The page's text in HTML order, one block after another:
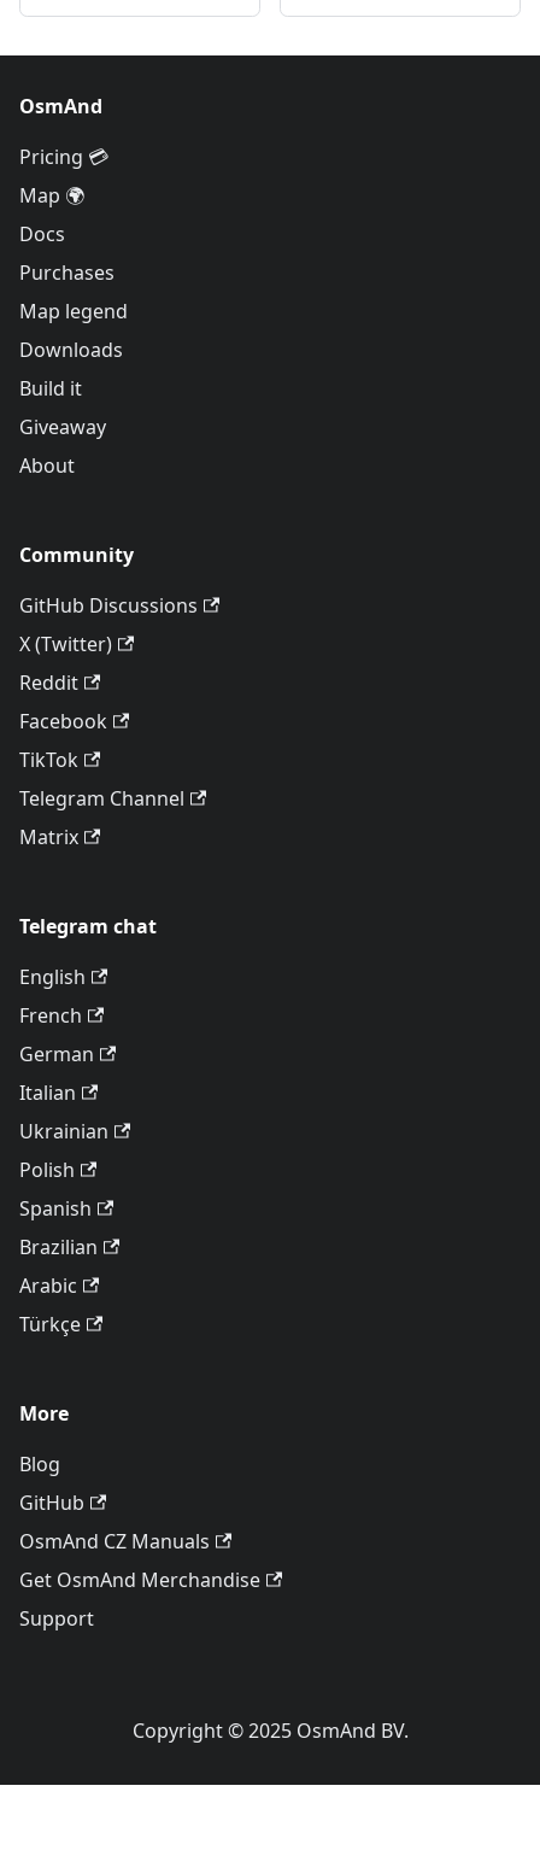
OsmAnd
Pricing 💳
Map 🌍
Docs
Purchases
Map legend
Downloads
Build it
Giveaway
About
Community
GitHub Discussions
X (Twitter)
Reddit
Facebook
TikTok
Telegram Channel
Matrix
Telegram chat
English
French
German
Italian
Ukrainian
Polish
Spanish
Brazilian
Arabic
Türkçe
More
Blog
GitHub
OsmAnd CZ Manuals
Get OsmAnd Merchandise
Support
Copyright © 2025 OsmAnd BV.